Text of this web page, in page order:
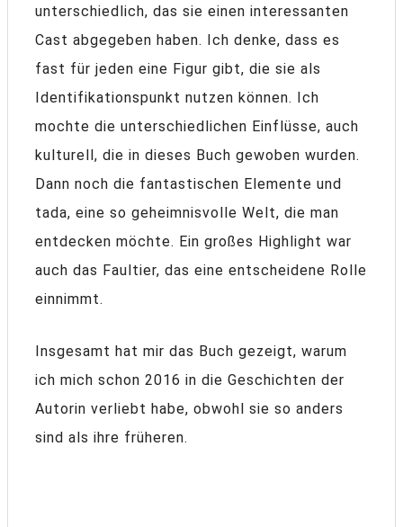
unterschiedlich, das sie einen interessanten
Cast abgegeben haben. Ich denke, dass es
fast für jeden eine Figur gibt, die sie als
Identifikationspunkt nutzen können. Ich
mochte die unterschiedlichen Einflüsse, auch
kulturell, die in dieses Buch gewoben wurden.
Dann noch die fantastischen Elemente und
tada, eine so geheimnisvolle Welt, die man
entdecken möchte. Ein großes Highlight war
auch das Faultier, das eine entscheidene Rolle
einnimmt.
Insgesamt hat mir das Buch gezeigt, warum
ich mich schon 2016 in die Geschichten der
Autorin verliebt habe, obwohl sie so anders
sind als ihre früheren.